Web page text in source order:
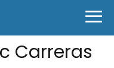
Carreras